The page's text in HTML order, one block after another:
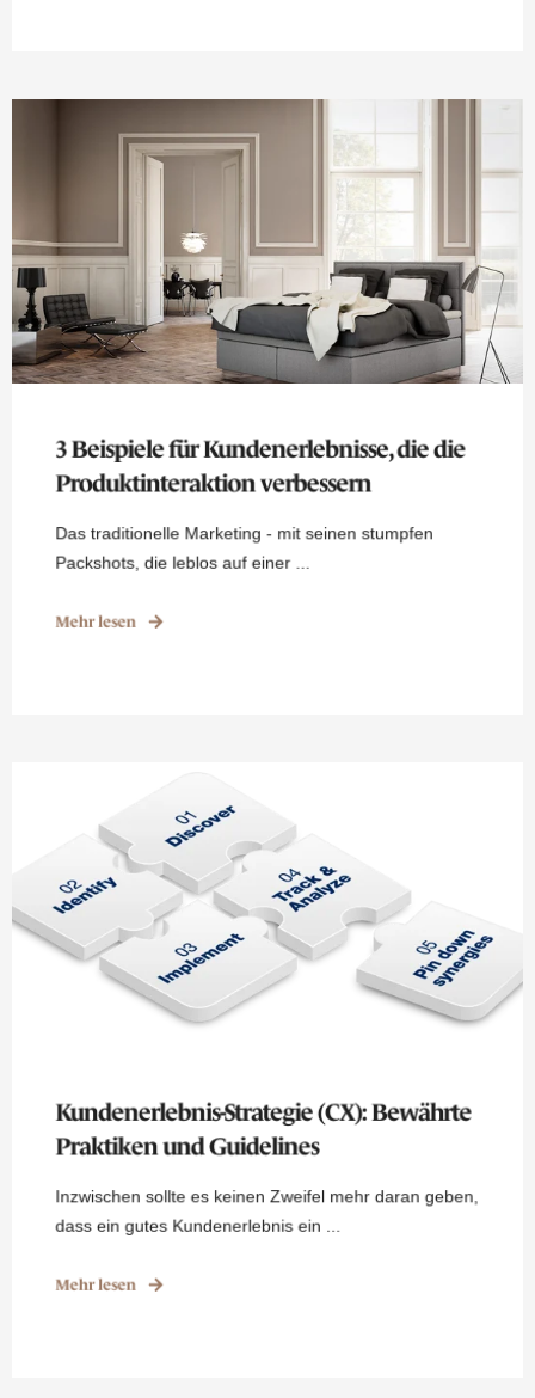
3 Beispiele für Kundenerlebnisse, die die
Produktinteraktion verbessern
Das traditionelle Marketing - mit seinen stumpfen
Packshots, die leblos auf einer ...
Mehr lesen
Kundenerlebnis-Strategie (CX): Bewährte
Praktiken und Guidelines
Inzwischen sollte es keinen Zweifel mehr daran geben,
dass ein gutes Kundenerlebnis ein ...
Mehr lesen